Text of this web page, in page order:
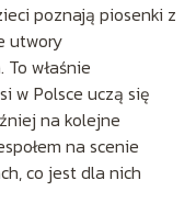
poznają piosenki z
utwory
właśnie
w Polsce uczą się
na kolejne
na scenie
co jest dla nich